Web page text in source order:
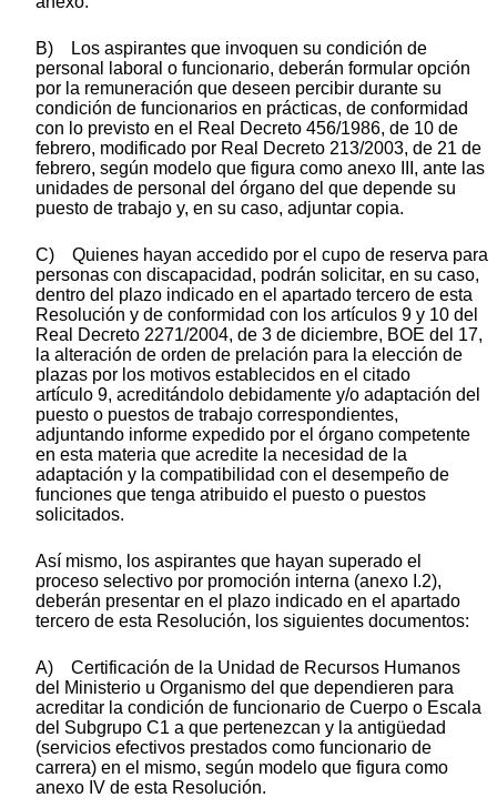
B) Los aspirantes que invoquen su condición de
personal laboral o funcionario, deberán formular opción
por la remuneración que deseen percibir durante su
condición de funcionarios en prácticas, de conformidad
con lo previsto en el Real Decreto 456/1986, de 10 de
febrero, modificado por Real Decreto 213/2003, de 21 de
febrero, según modelo que figura como anexo III, ante las
unidades de personal del órgano del que depende su
puesto de trabajo y, en su caso, adjuntar copia.
C) Quienes hayan accedido por el cupo de reserva para
personas con discapacidad, podrán solicitar, en su caso,
dentro del plazo indicado en el apartado tercero de esta
Resolución y de conformidad con los artículos 9 y 10 del
Real Decreto 2271/2004, de 3 de diciembre, BOE del 17,
la alteración de orden de prelación para la elección de
plazas por los motivos establecidos en el citado
artículo 9, acreditándolo debidamente y/o adaptación del
puesto o puestos de trabajo correspondientes,
adjuntando informe expedido por el órgano competente
en esta materia que acredite la necesidad de la
adaptación y la compatibilidad con el desempeño de
funciones que tenga atribuido el puesto o puestos
solicitados.
Así mismo, los aspirantes que hayan superado el
proceso selectivo por promoción interna (anexo I.2),
deberán presentar en el plazo indicado en el apartado
tercero de esta Resolución, los siguientes documentos:
A) Certificación de la Unidad de Recursos Humanos
del Ministerio u Organismo del que dependieren para
acreditar la condición de funcionario de Cuerpo o Escala
del Subgrupo C1 a que pertenezcan y la antigüedad
(servicios efectivos prestados como funcionario de
carrera) en el mismo, según modelo que figura como
anexo IV de esta Resolución.